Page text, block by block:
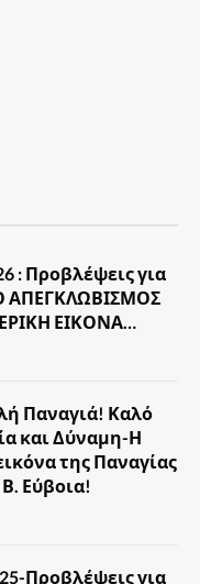
: Προβλέψεις για
ΑΠΕΓΚΛΩΒΙΣΜΟΣ
ΕΙΚΟΝΑ…
Παναγιά! Καλό
και Δύναμη-Η
της Παναγίας
Εύβοια!
Προβλέψεις για